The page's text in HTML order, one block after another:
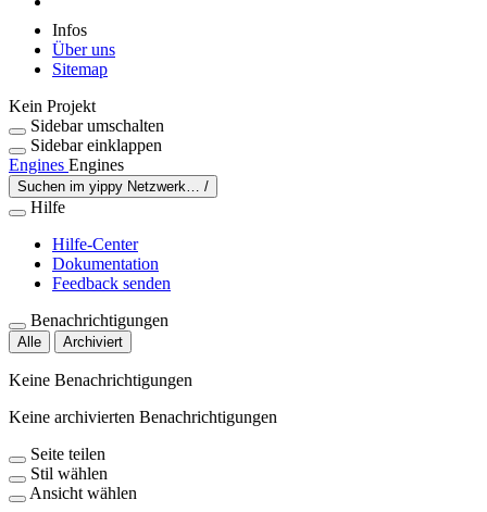
Infos
Über uns
Sitemap
Kein Projekt
Sidebar umschalten
Sidebar einklappen
Engines Engines
Suchen im yippy Netzwerk… /
Hilfe
Hilfe-Center
Dokumentation
Feedback senden
Benachrichtigungen
Alle Archiviert
Keine Benachrichtigungen
Keine archivierten Benachrichtigungen
Seite teilen
Stil wählen
Ansicht wählen